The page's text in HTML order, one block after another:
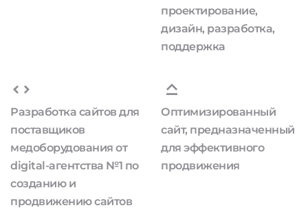
проектирование,
дизайн, разработка,
поддержка
Разработка сайтов для
поставщиков
медоборудования от
digital-агентства №1 по
созданию и
продвижению сайтов
Оптимизированный
сайт, предназначенный
для эффективного
продвижения